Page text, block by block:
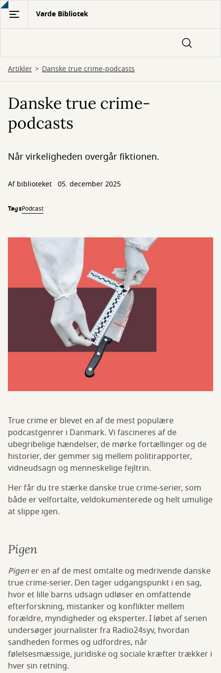
Gå
hovedindhold
Varde Bibliotek
Artikler Danske true crime-podcasts
Danske true crime-
podcasts
Når virkeligheden overgår fiktionen.
Af biblioteket 05. december 2025
TagsPodcast
True crime er blevet en af de mest populære
podcastgenrer i Danmark. Vi fascineres af de
ubegribelige hændelser, de mørke fortællinger og de
historier, der gemmer sig mellem politirapporter,
vidneudsagn og menneskelige fejltrin.
Her får du tre stærke danske true crime-serier, som
både er velfortalte, veldokumenterede og helt umulige
at slippe igen.
Pigen
Pigen er en af de mest omtalte og medrivende danske
true crime-serier. Den tager udgangspunkt i en sag,
hvor et lille barns udsagn udløser en omfattende
efterforskning, mistanker og konflikter mellem
forældre, myndigheder og eksperter. I løbet af serien
undersøger journalister fra Radio24syv, hvordan
sandheden formes og udfordres, når
følelsesmæssige, juridiske og sociale kræfter trækker i
hver sin retning.